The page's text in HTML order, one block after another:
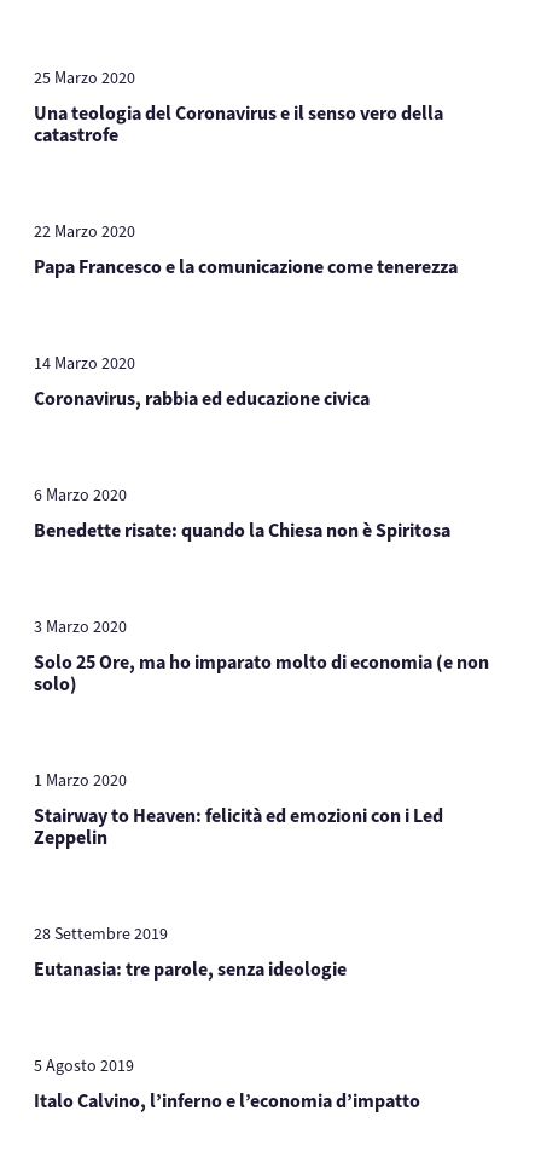
25 Marzo 2020
Una teologia del Coronavirus e il senso vero della
catastrofe
22 Marzo 2020
Papa Francesco e la comunicazione come tenerezza
14 Marzo 2020
Coronavirus, rabbia ed educazione civica
6 Marzo 2020
Benedette risate: quando la Chiesa non è Spiritosa
3 Marzo 2020
Solo 25 Ore, ma ho imparato molto di economia (e non
solo)
1 Marzo 2020
Stairway to Heaven: felicità ed emozioni con i Led
Zeppelin
28 Settembre 2019
Eutanasia: tre parole, senza ideologie
5 Agosto 2019
Italo Calvino, l’inferno e l’economia d’impatto